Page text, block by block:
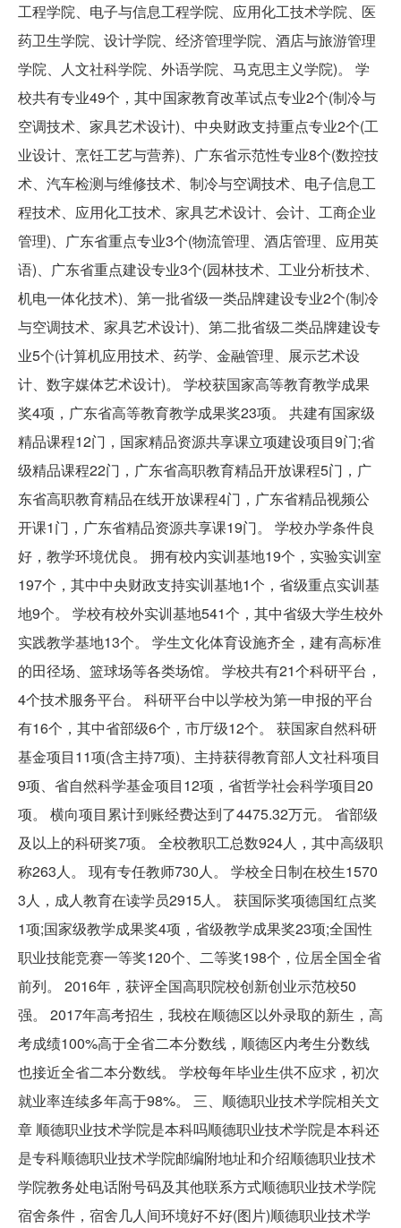
工程学院、电子与信息工程学院、应用化工技术学院、医
药卫生学院、设计学院、经济管理学院、酒店与旅游管理
学院、人文社科学院、外语学院、马克思主义学院)。 学
校共有专业49个，其中国家教育改革试点专业2个(制冷与
空调技术、家具艺术设计)、中央财政支持重点专业2个(工
业设计、烹饪工艺与营养)、广东省示范性专业8个(数控技
术、汽车检测与维修技术、制冷与空调技术、电子信息工
程技术、应用化工技术、家具艺术设计、会计、工商企业
管理)、广东省重点专业3个(物流管理、酒店管理、应用英
语)、广东省重点建设专业3个(园林技术、工业分析技术、
机电一体化技术)、第一批省级一类品牌建设专业2个(制冷
与空调技术、家具艺术设计)、第二批省级二类品牌建设专
业5个(计算机应用技术、药学、金融管理、展示艺术设
计、数字媒体艺术设计)。 学校获国家高等教育教学成果
奖4项，广东省高等教育教学成果奖23项。 共建有国家级
精品课程12门，国家精品资源共享课立项建设项目9门;省
级精品课程22门，广东省高职教育精品开放课程5门，广
东省高职教育精品在线开放课程4门，广东省精品视频公
开课1门，广东省精品资源共享课19门。 学校办学条件良
好，教学环境优良。 拥有校内实训基地19个，实验实训室
197个，其中中央财政支持实训基地1个，省级重点实训基
地9个。 学校有校外实训基地541个，其中省级大学生校外
实践教学基地13个。 学生文化体育设施齐全，建有高标准
的田径场、篮球场等各类场馆。 学校共有21个科研平台，
4个技术服务平台。 科研平台中以学校为第一申报的平台
有16个，其中省部级6个，市厅级12个。 获国家自然科研
基金项目11项(含主持7项)、主持获得教育部人文社科项目
9项、省自然科学基金项目12项，省哲学社会科学项目20
项。 横向项目累计到账经费达到了4475.32万元。 省部级
及以上的科研奖7项。 全校教职工总数924人，其中高级职
称263人。 现有专任教师730人。 学校全日制在校生1570
3人，成人教育在读学员2915人。 获国际奖项德国红点奖
1项;国家级教学成果奖4项，省级教学成果奖23项;全国性
职业技能竞赛一等奖120个、二等奖198个，位居全国全省
前列。 2016年，获评全国高职院校创新创业示范校50
强。 2017年高考招生，我校在顺德区以外录取的新生，高
考成绩100%高于全省二本分数线，顺德区内考生分数线
也接近全省二本分数线。 学校每年毕业生供不应求，初次
就业率连续多年高于98%。 三、顺德职业技术学院相关文
章 顺德职业技术学院是本科吗顺德职业技术学院是本科还
是专科顺德职业技术学院邮编附地址和介绍顺德职业技术
学院教务处电话附号码及其他联系方式顺德职业技术学院
宿舍条件，宿舍几人间环境好不好(图片)顺德职业技术学